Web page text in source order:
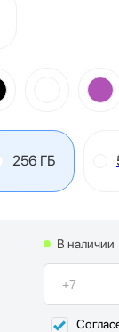
256 ГБ
В наличии